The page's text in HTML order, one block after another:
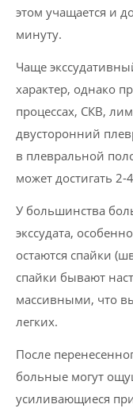
этом учащается и
минуту.
Чаще
характер, однако
процессах, СКВ,
двусторонний
в плевральной
может достигать
У большинства
экссудата,
остаются спайки
спайки бывают
массивными, что
легких.
После
больные могут
усиливающиеся